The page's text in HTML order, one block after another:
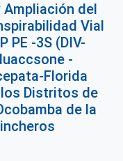
del
Vial
PE -3S (DIV-
-
Florida
los Distritos de
de la